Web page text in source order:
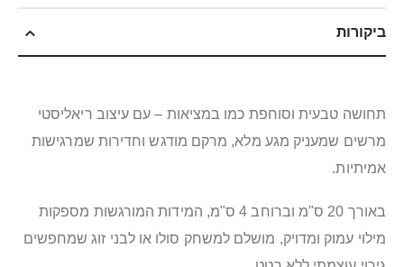
ביקורות
תחושה טבעית וסוחפת כמו במציאות – עם עיצוב ריאליסטי
מרשים שמעניק מגע מלא, מרקם מודגש וחדירות שמרגישות
אמיתיות.
באורך 20 ס"מ וברוחב 4 ס"מ, המידות המורגשות מספקות
מילוי עמוק ומדויק, מושלם למשחק סולו או לבני זוג שמחפשים